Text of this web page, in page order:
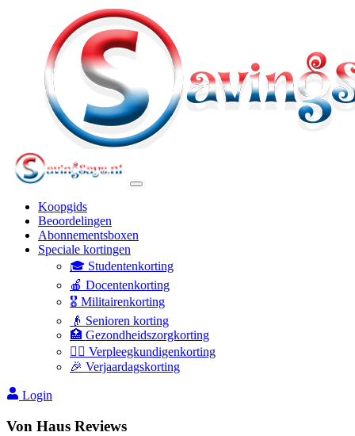
Koopgids
Beoordelingen
Abonnementsboxen
Speciale kortingen
🎓 Studentenkorting
🍎 Docentenkorting
🎖️ Militairenkorting
👴 Senioren korting
🏥 Gezondheidszorgkorting
👩‍⚕️ Verpleegkundigenkorting
🎉 Verjaardagskorting
Login
Von Haus Reviews